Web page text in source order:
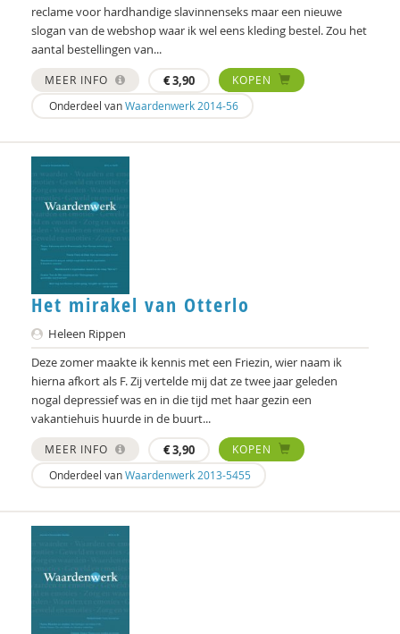
Karianne den Boer
Sylvie Boermans
Theo van den Bogaart
Ernst Bohlmeijer
Frits Bolkestein
Antoinette Bolscher
Anouk Bolsenbroek
Ben Boog
Erik Borgman
Marieke Borren
Sylvia Borren
Lute Bos
Michiel Bos
reclame voor hardhandige slavinnenseks maar een nieuwe
slogan van de webshop waar ik wel eens kleding bestel. Zou het
aantal bestellingen van...
MEER INFO €3,90
KOPEN
Onderdeel vanWaardenwerk 2014-56
Het mirakel van Otterlo
Heleen Rippen
Deze zomer maakte ik kennis met een Friezin, wier naam ik
hierna afkort als F. Zij vertelde mij dat ze twee jaar geleden
nogal depressief was en in die tijd met haar gezin een
vakantiehuis huurde in de buurt...
MEER INFO €3,90
KOPEN
Onderdeel vanWaardenwerk 2013-5455